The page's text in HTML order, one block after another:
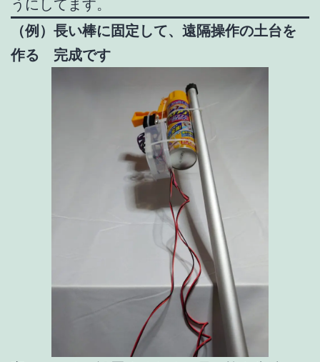
うにしてます。
（例）長い棒に固定して、遠隔操作の土台を
作る 完成です